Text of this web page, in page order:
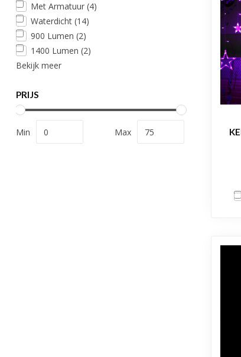
Met Armatuur (4)
Waterdicht (14)
900 Lumen (2)
1400 Lumen (2)
Bekijk meer
PRIJS
Min Max